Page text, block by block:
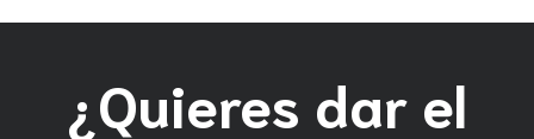
¿Quieres dar el